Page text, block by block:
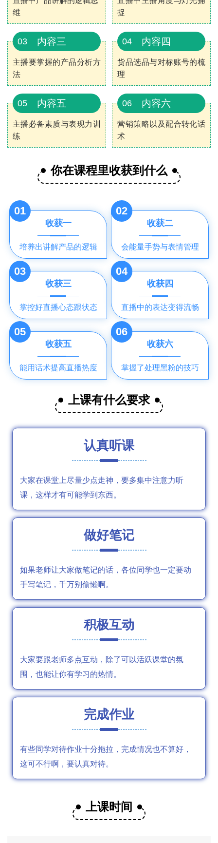
维
捉
03 内容三
主播要掌握的产品分析方
法
04 内容四
货品选品与对标账号的梳
理
05 内容五
主播必备素质与表现力训
练
06 内容六
营销策略以及配合转化话
术
你在课程里收获到什么
01
收获一
培养出讲解产品的逻辑
02
收获二
会能量手势与表情管理
03
收获三
掌控好直播心态跟状态
04
收获四
直播中的表达变得流畅
05
收获五
能用话术提高直播热度
06
收获六
掌握了处理黑粉的技巧
上课有什么要求
认真听课
大家在课堂上尽量少点走神，要多集中注意力听
课，这样才有可能学到东西。
做好笔记
如果老师让大家做笔记的话，各位同学也一定要动
手写笔记，千万别偷懒啊。
积极互动
大家要跟老师多点互动，除了可以活跃课堂的氛
围，也能让你有学习的热情。
完成作业
有些同学对待作业十分拖拉，完成情况也不算好，
这可不行啊，要认真对待。
上课时间